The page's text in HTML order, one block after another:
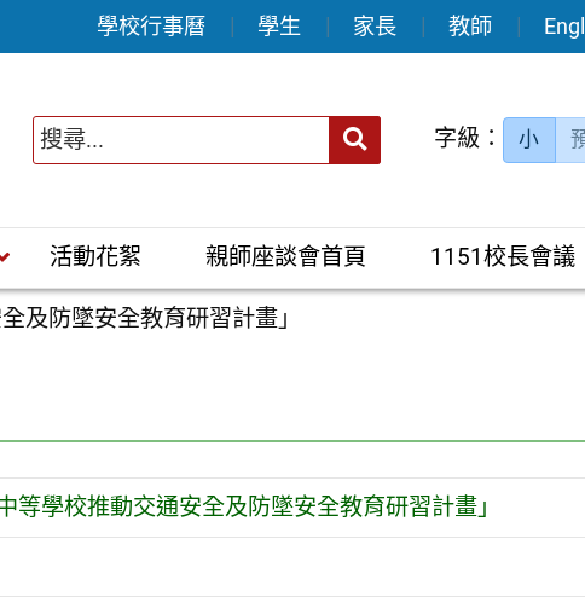
學校行事曆 學生 家長 教師
送出 字級： 小
活動花絮 親師座談會首頁 1151校長會議
及防墜安全教育研習計畫」
等學校推動交通安全及防墜安全教育研習計畫」